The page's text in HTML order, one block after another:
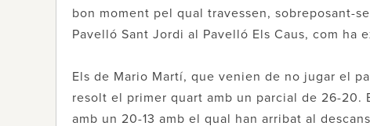
bon moment pel qual travessen, sobreposant-
Pavelló Sant Jordi al Pavelló Els Caus, com ha
Els de Mario Martí, que venien de no jugar el
resolt el primer quart amb un parcial de 26-20.
amb un 20-13 amb el qual han arribat al